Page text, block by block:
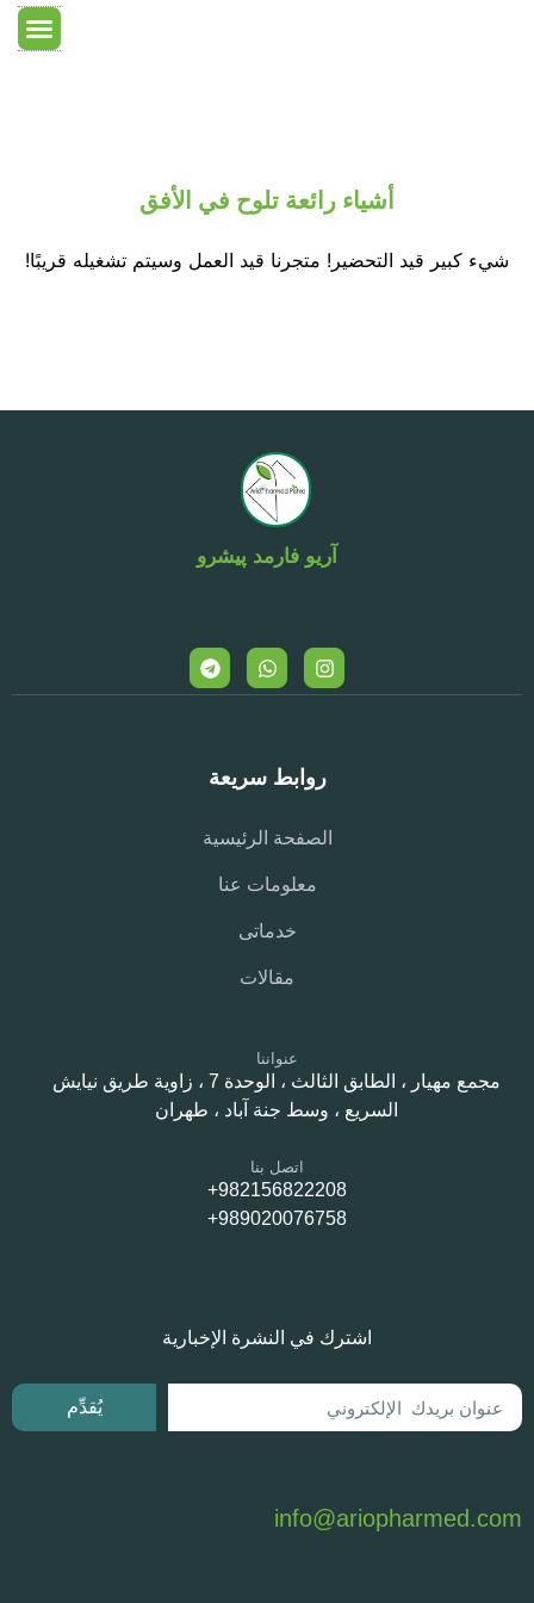
أشياء رائعة تلوح في الأفق
شيء كبير قيد التحضير! متجرنا قيد العمل وسيتم تشغيله قريبًا!
آریو فارمد پیشرو
روابط سريعة
الصفحة الرئيسية
معلومات عنا
خدماتی
مقالات
عنواننا
مجمع مهيار ، الطابق الثالث ، الوحدة 7 ، زاوية طريق نيايش
السريع ، وسط جنة آباد ، طهران
اتصل بنا
982156822208+
989020076758+
اشترك في النشرة الإخبارية
يُقدِّم
info@ariopharmed.com